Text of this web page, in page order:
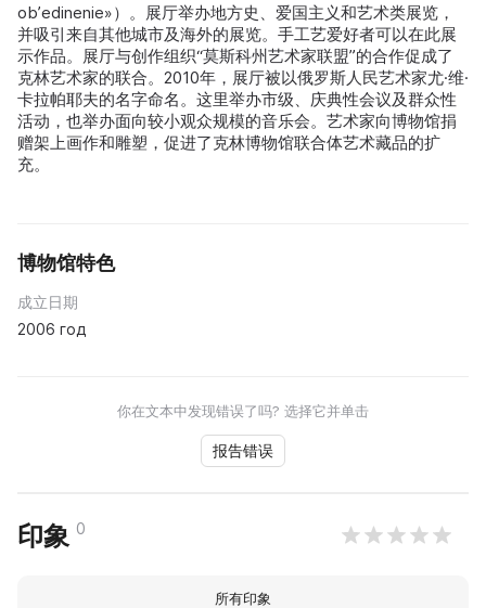
obʼedinenie»）。展厅举办地方史、爱国主义和艺术类展览，
并吸引来自其他城市及海外的展览。手工艺爱好者可以在此展
示作品。展厅与创作组织“莫斯科州艺术家联盟”的合作促成了
克林艺术家的联合。2010年，展厅被以俄罗斯人民艺术家尤·维·
卡拉帕耶夫的名字命名。这里举办市级、庆典性会议及群众性
活动，也举办面向较小观众规模的音乐会。艺术家向博物馆捐
赠架上画作和雕塑，促进了克林博物馆联合体艺术藏品的扩
充。
博物馆特色
成立日期
2006 год
你在文本中发现错误了吗? 选择它并单击
报告错误
印象 0
所有印象